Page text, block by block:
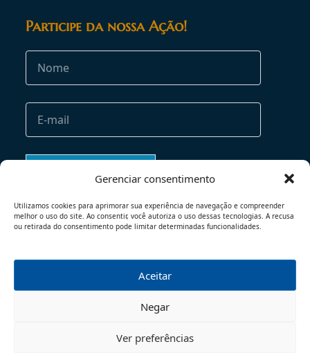
Gerenciar consentimento
Utilizamos cookies para aprimorar sua experiência de navegação e compreender
melhor o uso do site. Ao consentir, você autoriza o uso dessas tecnologias. A recusa
ou retirada do consentimento pode limitar determinadas funcionalidades.
Aceitar
Negar
Ver preferências
Participe da nossa Ação!
POLÍTICA DE PRIVACIDADE
© 2026 - TODOS OS DIREITOS RESERVADOS